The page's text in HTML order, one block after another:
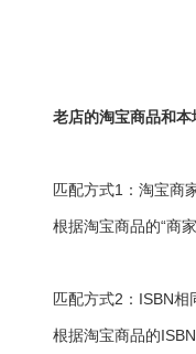
老店的淘宝商品和本
匹配方式1：淘宝商
根据淘宝商品的“商
匹配方式2：ISBN相
根据淘宝商品的